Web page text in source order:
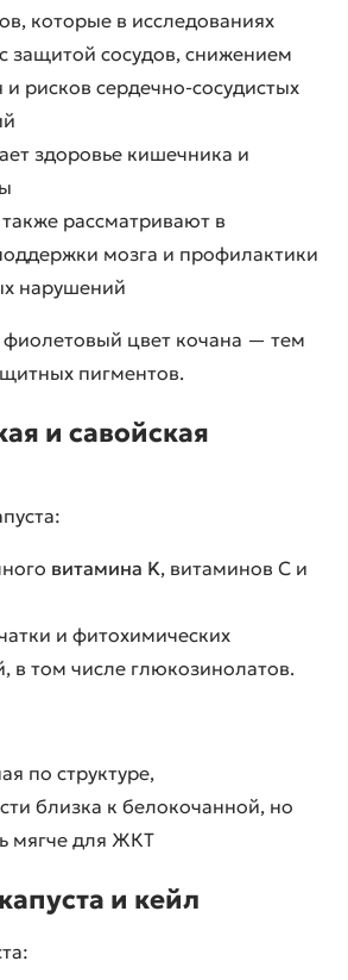
которые в исследованиях
защитой сосудов, снижением
и рисков сердечно-сосудистых
здоровье кишечника и
рассматривают в
мозга и профилактики
нарушений
фиолетовый цвет кочана — тем
пигментов.
и савойская
витамина K, витаминов C и
и фитохимических
в том числе глюкозинолатов.
по структуре,
близка к белокочанной, но
мягче для ЖКТ
и кейл